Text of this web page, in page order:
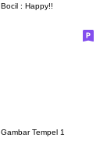
Bocil : Happy!!
Gambar Tempel 1